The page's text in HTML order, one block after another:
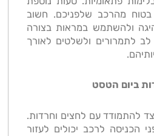
מהרכב שלפניכם. חשוב
ולהשתמש במראות בצורה
לתמרורים ולשלטים לאורך
ביום הטסט
להתמודד עם לחצים וחרדות.
הכניסה לרכב יכולים לעזור